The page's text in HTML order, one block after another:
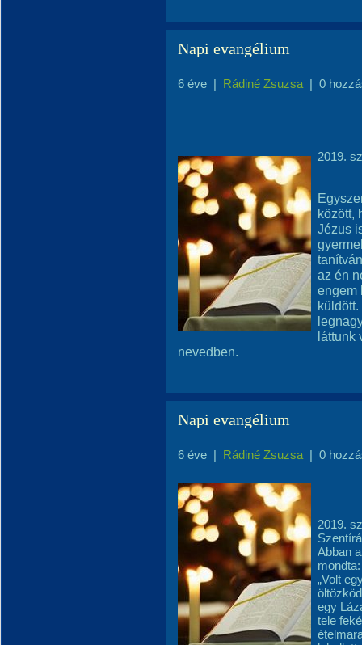
Napi evangélium
6 éve | Rádiné Zsuzsa | 0
2019.
között,
Jézus
az én
engem
láttunk
nevedben.
Napi evangélium
6 éve | Rádiné Zsuzsa | 0
2019.
Abban
mondta:
„Volt
egy
tele